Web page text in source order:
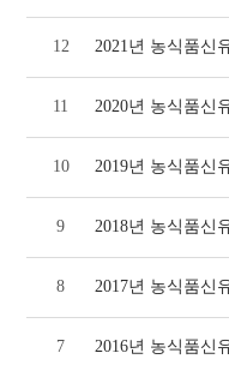
12 2021년 농식품신
11 2020년 농식품신
10 2019년 농식품신
9 2018년 농식품신
8 2017년 농식품신
7 2016년 농식품신